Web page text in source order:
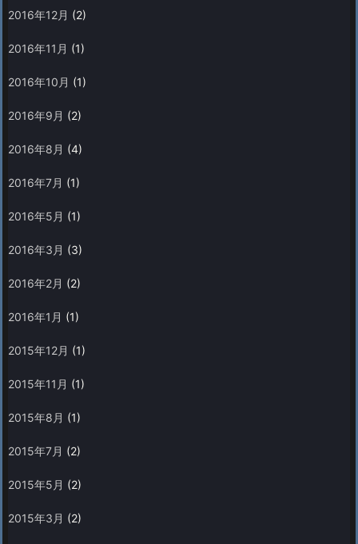
2016年12月 (2)
2016年11月 (1)
2016年10月 (1)
2016年9月 (2)
2016年8月 (4)
2016年7月 (1)
2016年5月 (1)
2016年3月 (3)
2016年2月 (2)
2016年1月 (1)
2015年12月 (1)
2015年11月 (1)
2015年8月 (1)
2015年7月 (2)
2015年5月 (2)
2015年3月 (2)